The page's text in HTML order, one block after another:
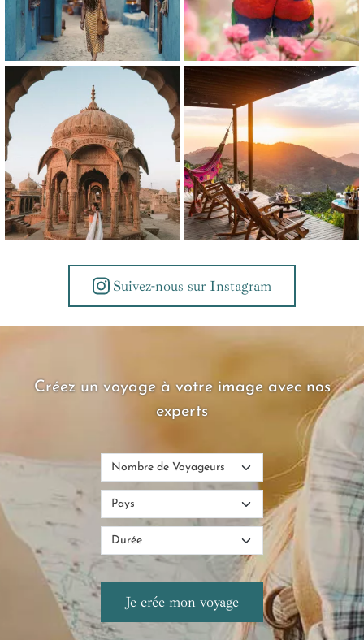
Suivez-nous sur Instagram
Créez un voyage à votre image avec nos
experts